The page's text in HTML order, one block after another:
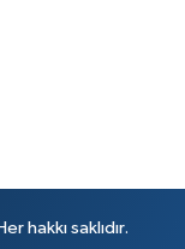
hakkı saklıdır.